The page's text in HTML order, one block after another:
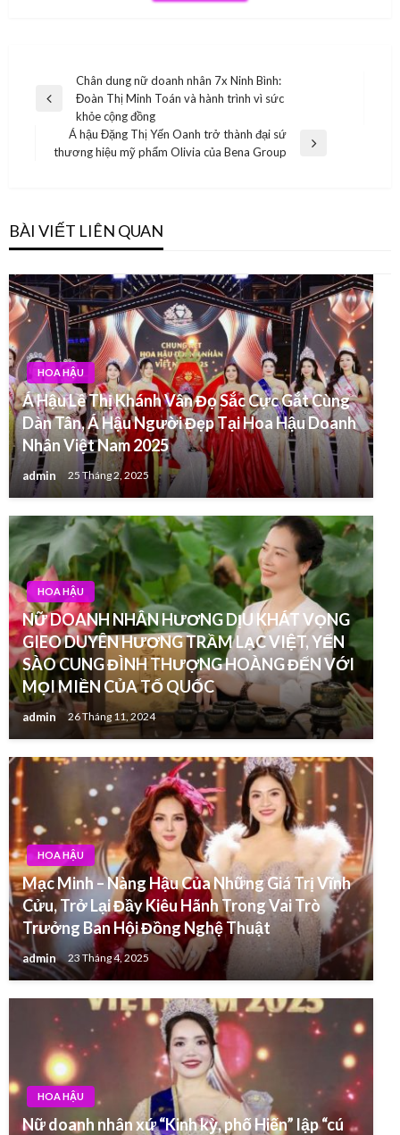
hướng
viết
Previous
Chân dung nữ doanh nhân 7x Ninh Bình:
Đoàn Thị Minh Toán và hành trình vì sức
khỏe cộng đồng
Next
Á hậu Đặng Thị Yến Oanh trở thành đại sứ
thương hiệu mỹ phẩm Olivia của Bena Group
BÀI VIẾT LIÊN QUAN
HOA HẬU
Á Hậu Lê Thị Khánh Vân Đọ Sắc Cực Gắt Cùng
Dàn Tân, Á Hậu Người Đẹp Tại Hoa Hậu Doanh
Nhân Việt Nam 2025
admin 25 Tháng 2, 2025
HOA HẬU
NỮ DOANH NHÂN HƯƠNG DỊU KHÁT VỌNG
GIEO DUYÊN HƯƠNG TRẦM LẠC VIỆT, YẾN
SÀO CUNG ĐÌNH THƯỢNG HOÀNG ĐẾN VỚI
MỌI MIỀN CỦA TỔ QUỐC
admin 26 Tháng 11, 2024
HOA HẬU
Mạc Minh – Nàng Hậu Của Những Giá Trị Vĩnh
Cửu, Trở Lại Đầy Kiêu Hãnh Trong Vai Trò
Trưởng Ban Hội Đồng Nghệ Thuật
admin 23 Tháng 4, 2025
HOA HẬU
Nữ doanh nhân xứ “Kinh kỳ, phố Hiến” lập “cú